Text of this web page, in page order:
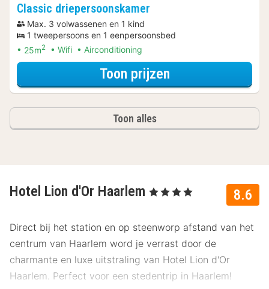
Classic driepersoonskamer
Max. 3 volwassenen en 1 kind
1 tweepersoons en 1 eenpersoonsbed
25m2 Wifi Airconditioning
Toon prijzenvoor
Toon alles
8.6
Hotel Lion d'Or Haarlem , 4 Sterren
Direct bij het station en op steenworp afstand van het
centrum van Haarlem word je verrast door de
charmante en luxe uitstraling van Hotel Lion d'Or
Haarlem. Perfect voor een stedentrip in Haarlem!